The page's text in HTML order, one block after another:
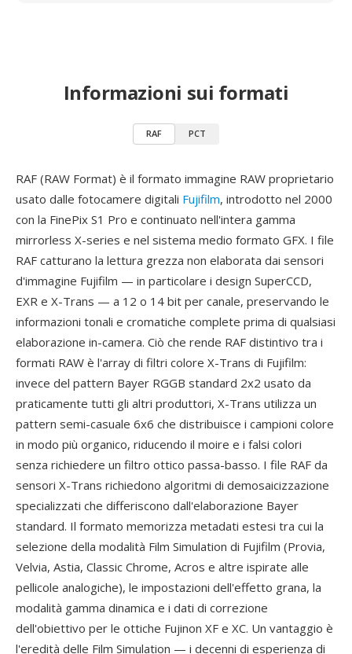
Informazioni sui formati
RAF PCT
RAF (RAW Format) è il formato immagine RAW proprietario
usato dalle fotocamere digitali Fujifilm, introdotto nel 2000
con la FinePix S1 Pro e continuato nell'intera gamma
mirrorless X-series e nel sistema medio formato GFX. I file
RAF catturano la lettura grezza non elaborata dai sensori
d'immagine Fujifilm — in particolare i design SuperCCD,
EXR e X-Trans — a 12 o 14 bit per canale, preservando le
informazioni tonali e cromatiche complete prima di qualsiasi
elaborazione in-camera. Ciò che rende RAF distintivo tra i
formati RAW è l'array di filtri colore X-Trans di Fujifilm:
invece del pattern Bayer RGGB standard 2x2 usato da
praticamente tutti gli altri produttori, X-Trans utilizza un
pattern semi-casuale 6x6 che distribuisce i campioni colore
in modo più organico, riducendo il moire e i falsi colori
senza richiedere un filtro ottico passa-basso. I file RAF da
sensori X-Trans richiedono algoritmi di demosaicizzazione
specializzati che differiscono dall'elaborazione Bayer
standard. Il formato memorizza metadati estesi tra cui la
selezione della modalità Film Simulation di Fujifilm (Provia,
Velvia, Astia, Classic Chrome, Acros e altre ispirate alle
pellicole analogiche), le impostazioni dell'effetto grana, la
modalità gamma dinamica e i dati di correzione
dell'obiettivo per le ottiche Fujinon XF e XC. Un vantaggio è
l'eredità delle Film Simulation — i decenni di esperienza di